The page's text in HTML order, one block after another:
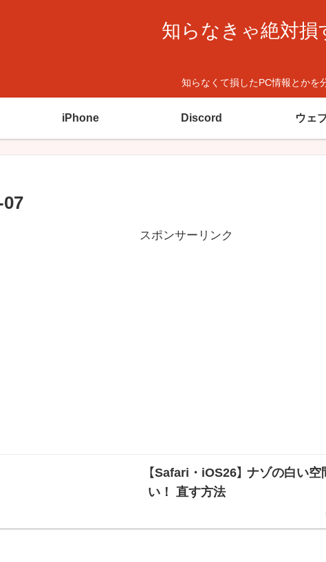
知らなきゃ絶対
知らなくて損したPC情報とかを
iPhone Discord ウェ
07
スポンサーリンク
【Safari・iOS26】 ナゾの白い
い！ 直す方法